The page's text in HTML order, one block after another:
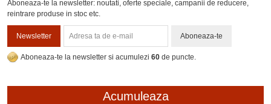
Aboneaza-te la newsletter: noutati, oferte speciale, campanii de reducere,
reintrare produse in stoc etc.
Newsletter Aboneaza-te
Aboneaza-te la newsletter si acumulezi 60 de puncte.
Acumuleaza